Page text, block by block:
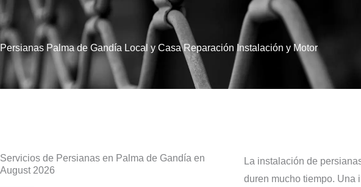
Persianas Palma de Gandía Local y Casa Reparación Instalación y Motor
Servicios de Persianas en Palma de Gandía en
August 2026
La instalación de
duren mucho tiempo. Una